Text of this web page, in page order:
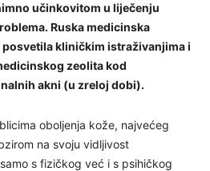
učinkovitom u liječenju
Ruska medicinska
kliničkim istraživanjima i
zeolita kod
akni (u zreloj dobi).
oboljenja kože, najvećeg
na svoju vidljivost
s fizičkog već i s psihičkog